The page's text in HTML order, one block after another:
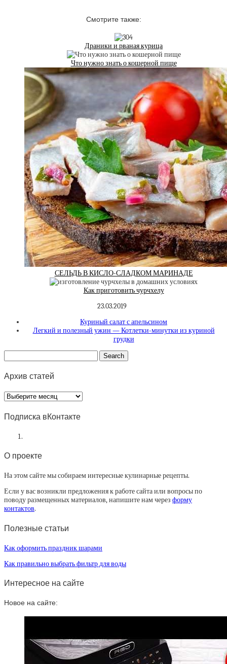
Смотрите также:
Драники и рваная курица
Что нужно знать о кошерной пище
СЕЛЬДЬ В КИСЛО-СЛАДКОМ МАРИНАДЕ
Как приготовить чурчхелу
23.03.2019
Куриный салат с апельсином
Легкий и полезный ужин — Котлетки-минутки из куриной
грудки
Архив статей
Архив
статей
Подписка вКонтакте
О проекте
На этом сайте мы собираем интересные кулинарные рецепты.
Если у вас возникли предложения к работе сайта или вопросы по
поводу размещенных материалов, напишите нам через форму
контактов.
Полезные статьи
Как оформить праздник шарами
Как правильно выбрать фильтр для воды
Интересное на сайте
Новое на сайте: